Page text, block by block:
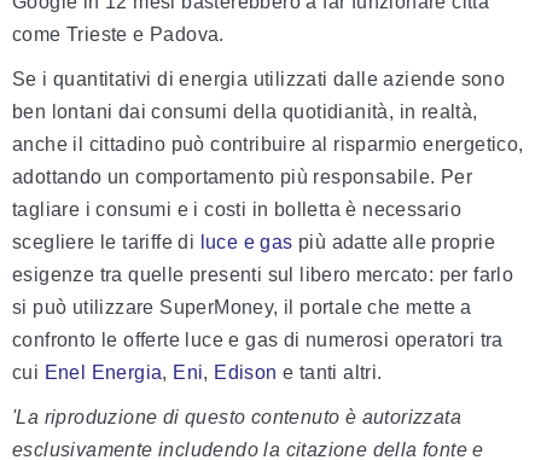
come Trieste e Padova.
Se i quantitativi di energia utilizzati dalle aziende sono
ben lontani dai consumi della quotidianità, in realtà,
anche il cittadino può contribuire al risparmio energetico,
adottando un comportamento più responsabile. Per
tagliare i consumi e i costi in bolletta è necessario
scegliere le tariffe di
luce e gas più adatte alle proprie
esigenze tra quelle presenti sul libero mercato: per farlo
si può utilizzare SuperMoney, il portale che mette a
confronto le offerte luce e gas di numerosi operatori tra
cui Enel Energia, Eni, Edison e tanti altri.
'La riproduzione di questo contenuto è autorizzata
esclusivamente includendo la citazione della fonte e